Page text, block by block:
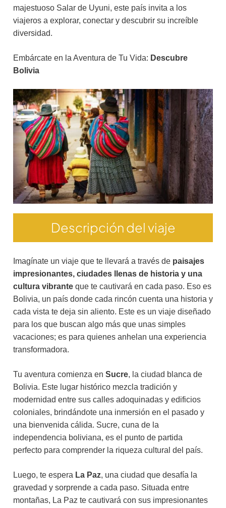
majestuoso Salar de Uyuni, este país invita a los
viajeros a explorar, conectar y descubrir su increíble
diversidad.
Embárcate en la Aventura de Tu Vida: Descubre
Bolivia
Descripción del viaje
Imagínate un viaje que te llevará a través de paisajes
impresionantes, ciudades llenas de historia y una
cultura vibrante que te cautivará en cada paso. Eso es
Bolivia, un país donde cada rincón cuenta una historia y
cada vista te deja sin aliento. Este es un viaje diseñado
para los que buscan algo más que unas simples
vacaciones; es para quienes anhelan una experiencia
transformadora.
Tu aventura comienza en Sucre, la ciudad blanca de
Bolivia. Este lugar histórico mezcla tradición y
modernidad entre sus calles adoquinadas y edificios
coloniales, brindándote una inmersión en el pasado y
una bienvenida cálida. Sucre, cuna de la
independencia boliviana, es el punto de partida
perfecto para comprender la riqueza cultural del país.
Luego, te espera La Paz, una ciudad que desafía la
gravedad y sorprende a cada paso. Situada entre
montañas, La Paz te cautivará con sus impresionantes